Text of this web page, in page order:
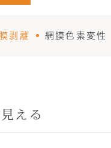
剥離 網膜色素変性
える